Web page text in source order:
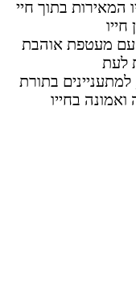
המאירות בתוך חיי
חייו
עם מעטפת אוהבת
לעת
בתורת
בחייו